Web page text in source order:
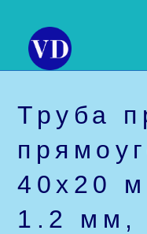
содержимому
Труба
40х20
1.2 мм,